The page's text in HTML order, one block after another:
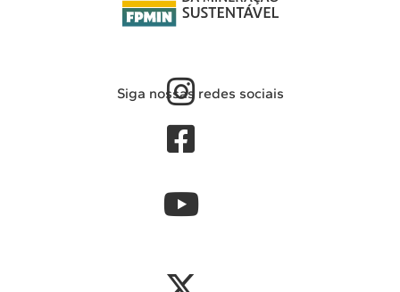
Siga nossas redes sociais